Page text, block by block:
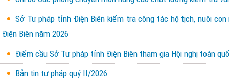
Sở Tư pháp tỉnh Điện Biên kiểm tra công tác hộ tịch, nuôi
Điện Biên năm 2026
Điểm cầu Sở Tư pháp tỉnh Điện Biên tham gia Hội nghị toàn
Bản tin tư pháp quý II/2026